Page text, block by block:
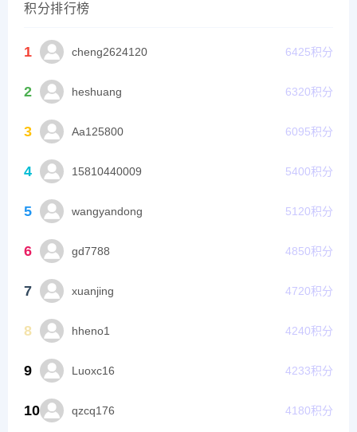
积分排行榜
1 cheng2624120 6425积分
2 heshuang 6320积分
3 Aa125800 6095积分
4 15810440009 5400积分
5 wangyandong 5120积分
6 gd7788 4850积分
7 xuanjing 4720积分
8 hheno1 4240积分
9 Luoxc16 4233积分
10 qzcq176 4180积分